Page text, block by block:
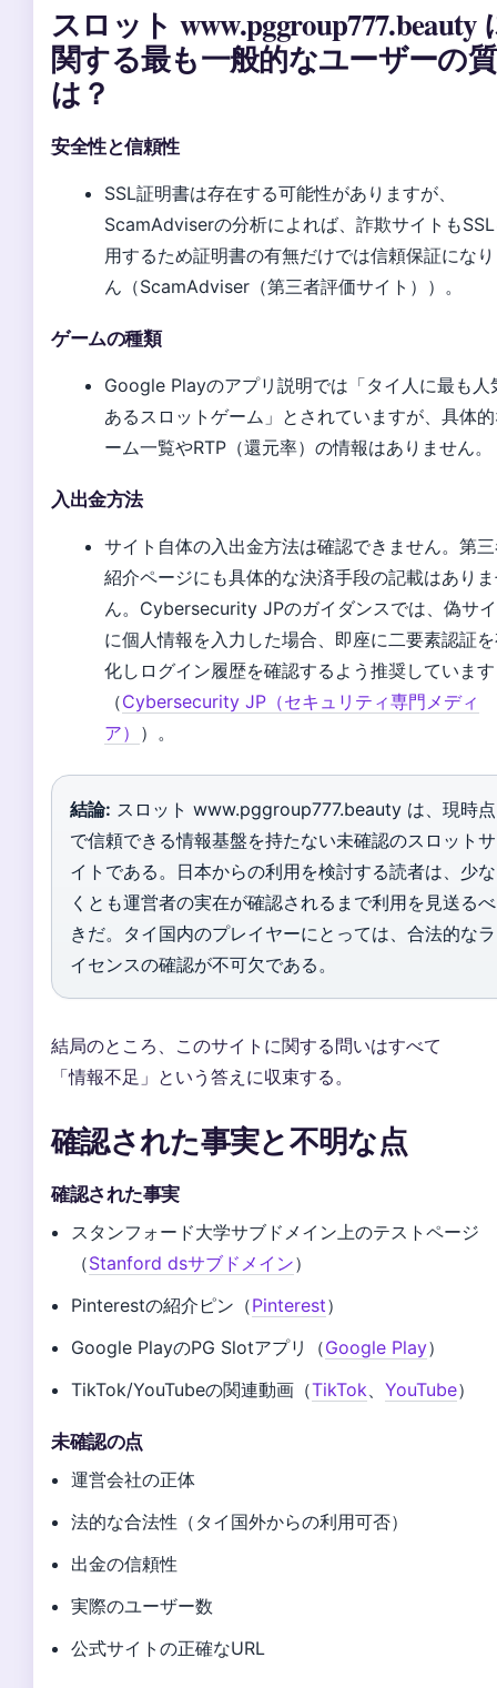
スロット www.pggroup777.beauty
関する最も一般的なユーザーの
は？
安全性と信頼性
SSL証明書は存在する可能性がありますが、
ScamAdviserの分析によれば、詐欺サイトも
用するため証明書の有無だけでは信頼保証にな
ん（ScamAdviser（第三者評価サイト））。
ゲームの種類
Google Playのアプリ説明では「タイ人に最も人
あるスロットゲーム」とされていますが、具体
ーム一覧やRTP（還元率）の情報はありません。
入出金方法
サイト自体の入出金方法は確認できません。第
紹介ページにも具体的な決済手段の記載はあり
ん。Cybersecurity JPのガイダンスでは、偽サ
に個人情報を入力した場合、即座に二要素認証
化しログイン履歴を確認するよう推奨しています
（Cybersecurity JP（セキュリティ専門メディ
ア） ）。
結論: スロット www.pggroup777.beauty は、現時点
で信頼できる情報基盤を持たない未確認のスロットサ
イトである。日本からの利用を検討する読者は、少な
くとも運営者の実在が確認されるまで利用を見送るべ
きだ。タイ国内のプレイヤーにとっては、合法的なラ
イセンスの確認が不可欠である。
結局のところ、このサイトに関する問いはすべて
「情報不足」という答えに収束する。
確認された事実と不明な点
確認された事実
スタンフォード大学サブドメイン上のテストページ
（Stanford dsサブドメイン）
Pinterestの紹介ピン（Pinterest）
Google PlayのPG Slotアプリ（Google Play）
TikTok/YouTubeの関連動画（TikTok 、YouTube）
未確認の点
運営会社の正体
法的な合法性（タイ国外からの利用可否）
出金の信頼性
実際のユーザー数
公式サイトの正確なURL